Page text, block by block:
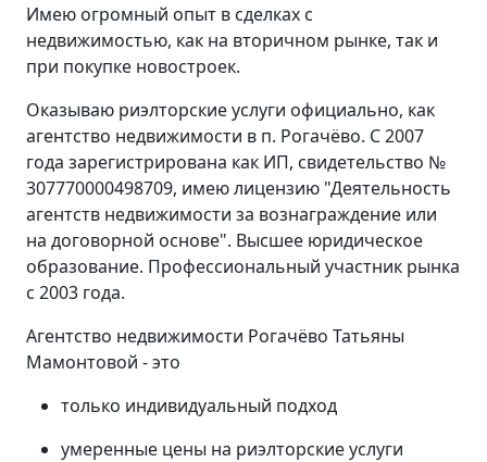
Имею огромный опыт в сделках с
недвижимостью, как на вторичном рынке, так и
при покупке новостроек.
Оказываю риэлторские услуги официально, как
агентство недвижимости в п. Рогачёво. С 2007
года зарегистрирована как ИП, свидетельство №
307770000498709, имею лицензию "Деятельность
агентств недвижимости за вознаграждение или
на договорной основе". Высшее юридическое
образование. Профессиональный участник рынка
с 2003 года.
Агентство недвижимости Рогачёво Татьяны
Мамонтовой - это
только индивидуальный подход
умеренные цены на риэлторские услуги